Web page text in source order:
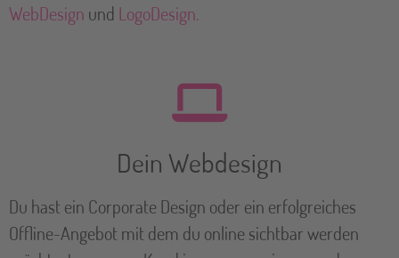
WebDesign und LogoDesign.
Dein Webdesign
Du hast ein Corporate Design oder ein erfolgreiches
Offline-Angebot mit dem du online sichtbar werden